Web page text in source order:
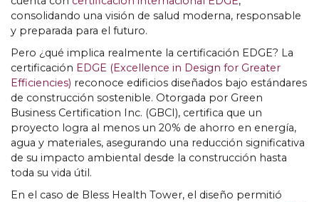
consolidando una visión de salud moderna, responsable
y preparada para el futuro.
Pero ¿qué implica realmente la certificación EDGE? La
certificación EDGE (Excellence in Design for Greater
Efficiencies) reconoce edificios diseñados bajo estándares
de construcción sostenible. Otorgada por Green
Business Certification Inc. (GBCI), certifica que un
proyecto logra al menos un 20% de ahorro en energía,
agua y materiales, asegurando una reducción significativa
de su impacto ambiental desde la construcción hasta
toda su vida útil.
En el caso de Bless Health Tower, el diseño permitió